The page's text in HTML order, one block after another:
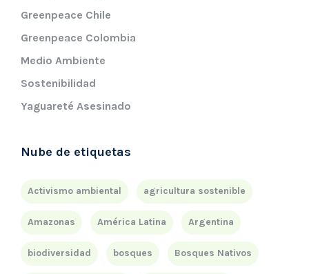
Greenpeace Chile
Greenpeace Colombia
Medio Ambiente
Sostenibilidad
Yaguareté Asesinado
Nube de etiquetas
Activismo ambiental agricultura sostenible
Amazonas América Latina Argentina
biodiversidad bosques Bosques Nativos